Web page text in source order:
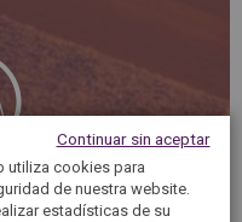
con la mejor
las manchas de tus
por ti mismo puede
confía en la ayuda
5àsec.
utiliza cookies para
de nuestra website.
estadísticas de su
Continuar sin aceptar